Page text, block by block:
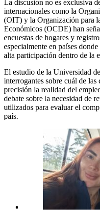
La discusión no es exclusiva
internacionales como la
(OIT) y la Organización para
Económicos (OCDE) han
encuestas de hogares y
especialmente en países
alta participación dentro de la
El estudio de la Universidad
interrogantes sobre cuál de
precisión la realidad del
debate sobre la necesidad de
utilizados para evaluar el
país.